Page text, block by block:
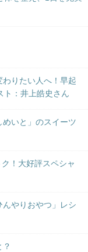
わりたい人へ！早起
ト：井上皓史さん
めいと」のスイーツ
！大好評スペシャ
やりおやつ」レシ
？